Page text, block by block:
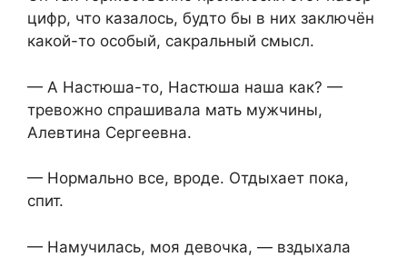
цифр, что казалось, будто бы в них заключён
какой-то особый, сакральный смысл.
— А Настюша-то, Настюша наша как? —
тревожно спрашивала мать мужчины,
Алевтина Сергеевна.
— Нормально все, вроде. Отдыхает пока,
спит.
— Намучилась, моя девочка, — вздыхала